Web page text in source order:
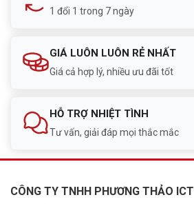
1 đổi 1 trong 7 ngày
GIÁ LUÔN LUÔN RẺ NHẤT
Giá cả hợp lý, nhiều ưu đãi tốt
HỖ TRỢ NHIỆT TÌNH
Tư vấn, giải đáp mọi thắc mắc
CÔNG TY TNHH PHƯƠNG THẢO ICT